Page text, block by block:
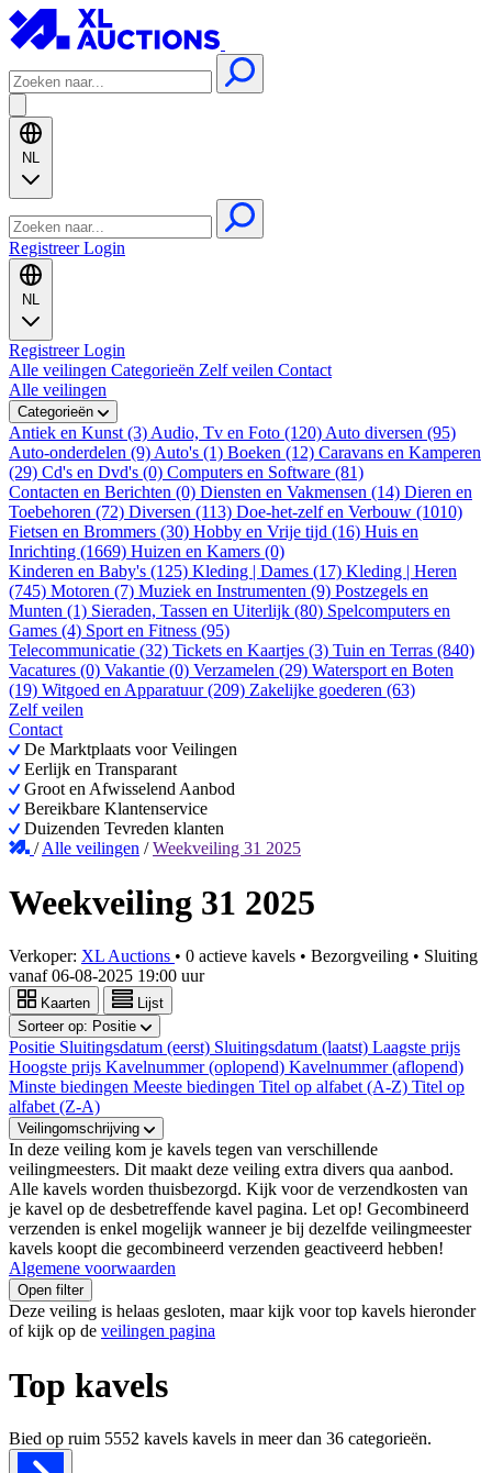
NL
RegistreerLogin
NL
RegistreerLogin
Alle veilingen Categorieën Zelf veilen Contact
Alle veilingen
Categorieën
Antiek en Kunst (3) Audio, Tv en Foto (120) Auto diversen (95)
Auto-onderdelen (9) Auto's (1) Boeken (12) Caravans en Kamperen
(29) Cd's en Dvd's (0) Computers en Software (81)
Contacten en Berichten (0) Diensten en Vakmensen (14) Dieren en
Toebehoren (72) Diversen (113) Doe-het-zelf en Verbouw (1010)
Fietsen en Brommers (30) Hobby en Vrije tijd (16) Huis en
Inrichting (1669) Huizen en Kamers (0)
Kinderen en Baby's (125) Kleding | Dames (17) Kleding | Heren
(745) Motoren (7) Muziek en Instrumenten (9) Postzegels en
Munten (1) Sieraden, Tassen en Uiterlijk (80) Spelcomputers en
Games (4) Sport en Fitness (95)
Telecommunicatie (32) Tickets en Kaartjes (3) Tuin en Terras (840)
Vacatures (0) Vakantie (0) Verzamelen (29) Watersport en Boten
(19) Witgoed en Apparatuur (209) Zakelijke goederen (63)
Zelf veilen
Contact
De Marktplaats voor Veilingen
Eerlijk en Transparant
Groot en Afwisselend Aanbod
Bereikbare Klantenservice
Duizenden Tevreden klanten
/Alle veilingen /Weekveiling 31 2025
Weekveiling 31 2025
Verkoper: XL Auctions • 0 actieve kavels • Bezorgveiling • Sluiting
vanaf06-08-2025 19:00 uur
Kaarten
Lijst
Sorteer op: Positie
Positie Sluitingsdatum (eerst) Sluitingsdatum (laatst) Laagste prijs
Hoogste prijs Kavelnummer (oplopend) Kavelnummer (aflopend)
Minste biedingen Meeste biedingen Titel op alfabet (A-Z) Titel op
alfabet (Z-A)
Veilingomschrijving
In deze veiling kom je kavels tegen van verschillende
veilingmeesters. Dit maakt deze veiling extra divers qua aanbod.
Alle kavels worden thuisbezorgd. Kijk voor de verzendkosten van
je kavel op de desbetreffende kavel pagina. Let op! Gecombineerd
verzenden is enkel mogelijk wanneer je bij dezelfde veilingmeester
kavels koopt die gecombineerd verzenden geactiveerd hebben!
Algemene voorwaarden
Open filter
Deze veiling is helaas gesloten, maar kijk voor top kavels hieronder
of kijk op de veilingen pagina
Top kavels
Bied op ruim 5552 kavels kavels in meer dan 36 categorieën.